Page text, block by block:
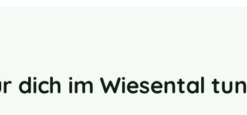
dich im Wiesental tun